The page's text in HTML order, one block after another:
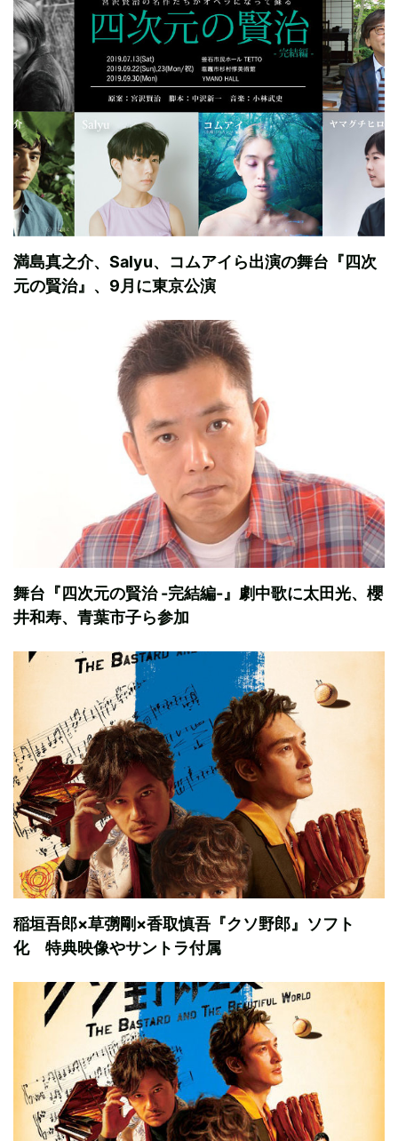
満島真之介、Salyu、コムアイら出演の舞台『四次
元の賢治』、9月に東京公演
舞台『四次元の賢治 -完結編-』劇中歌に太田光、櫻
井和寿、青葉市子ら参加
稲垣吾郎×草彅剛×香取慎吾『クソ野郎』ソフト
化 特典映像やサントラ付属